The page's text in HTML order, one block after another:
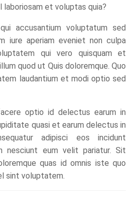
laboriosam et voluptas quia?
accusantium voluptatum sed
iure aperiam eveniet non culpa
qui vero quisquam et
quod ut Quis doloremque. Quo
laudantium et modi optio sed
optio id delectus earum in
quasi et earum delectus in
adipisci eos incidunt
nesciunt eum velit pariatur. Sit
quas id omnis iste quo
sint voluptatem.